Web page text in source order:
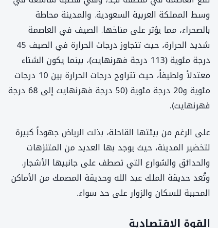
وسط المملكة العربية السعودية. والمدينة محاطة
بالصحراء، مما يؤثر على مناخها. الصيف في العاصمة
شديد الحرارة، حيث تتجاوز درجات الحرارة في الصيف 45
درجة مئوية (113 درجة فهرنهايت)، بينما يكون الشتاء
معتدلاً ولطيفاً، حيث تتراوح درجات الحرارة بين 10 درجات
مئوية و20 درجة مئوية (50 درجة فهرنهايت إلى 68 درجة
فهرنهايت).
على الرغم من بيئتها القاحلة، بذلت الرياض جهوداً كبيرة
لتخضير المدينة، حيث يوجد بها العديد من المتنزهات
والحدائق والشوارع التي تصطف على جانبيها الأشجار.
وتُعد حديقة الملك عبد الله وحديقة المصمك من الأماكن
المحببة للسكان والزوار على حد سواء.
القوة الاقتصادية